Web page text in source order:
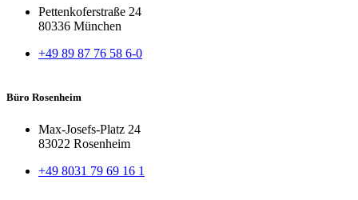
Pettenkoferstraße 24
80336 München
+49 89 87 76 58 6-0
Büro Rosenheim
Max-Josefs-Platz 24
83022 Rosenheim
+49 8031 79 69 16 1